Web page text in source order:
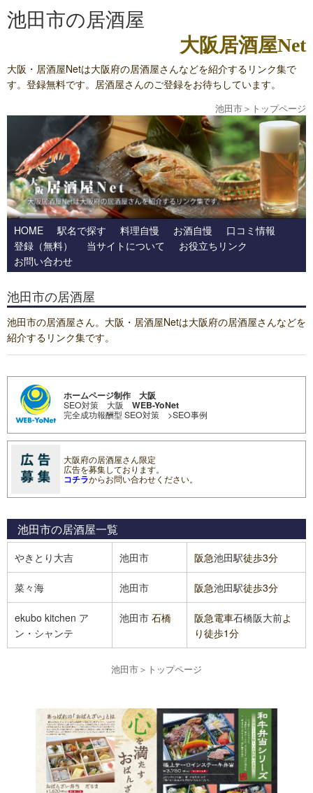
池田市の居酒屋
大阪居酒屋Net
大阪・居酒屋Netは大阪府の居酒屋さんなどを紹介するリンク集で
す。登録無料です。居酒屋さんのご登録をお待ちしています。
池田市＞ トップページ
HOME 駅名で探す 料理自慢 お酒自慢
口コミ情報
登録（無料）
当サイトについて
お役立ちリンク
お問い合わせ
池田市の居酒屋
池田市の居酒屋さん。大阪・居酒屋Netは大阪府の居酒屋さんなどを
紹介するリンク集です。
ホームページ制作 大阪
SEO対策 大阪 WEB-YoNet
完全成功報酬型 SEO対策 >SEO事例
大阪府の居酒屋さん限定
広告を募集しております。
コチラからお問い合わせください。
池田市の居酒屋一覧
やきとり大吉 池田市 阪急池田駅徒歩3分
菜々海 池田市 阪急池田駅徒歩3分
ekubo kitchen ア
ン・シャンテ
池田市 石橋 阪急電車石橋阪大前よ
り徒歩1分
池田市＞ トップページ